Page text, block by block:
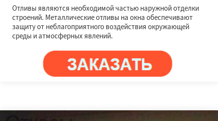
Отливы являются необходимой частью наружной отделки
строений. Металлические отливы на окна обеспечивают
защиту от неблагоприятного воздействия окружающей
среды и атмосферных явлений.